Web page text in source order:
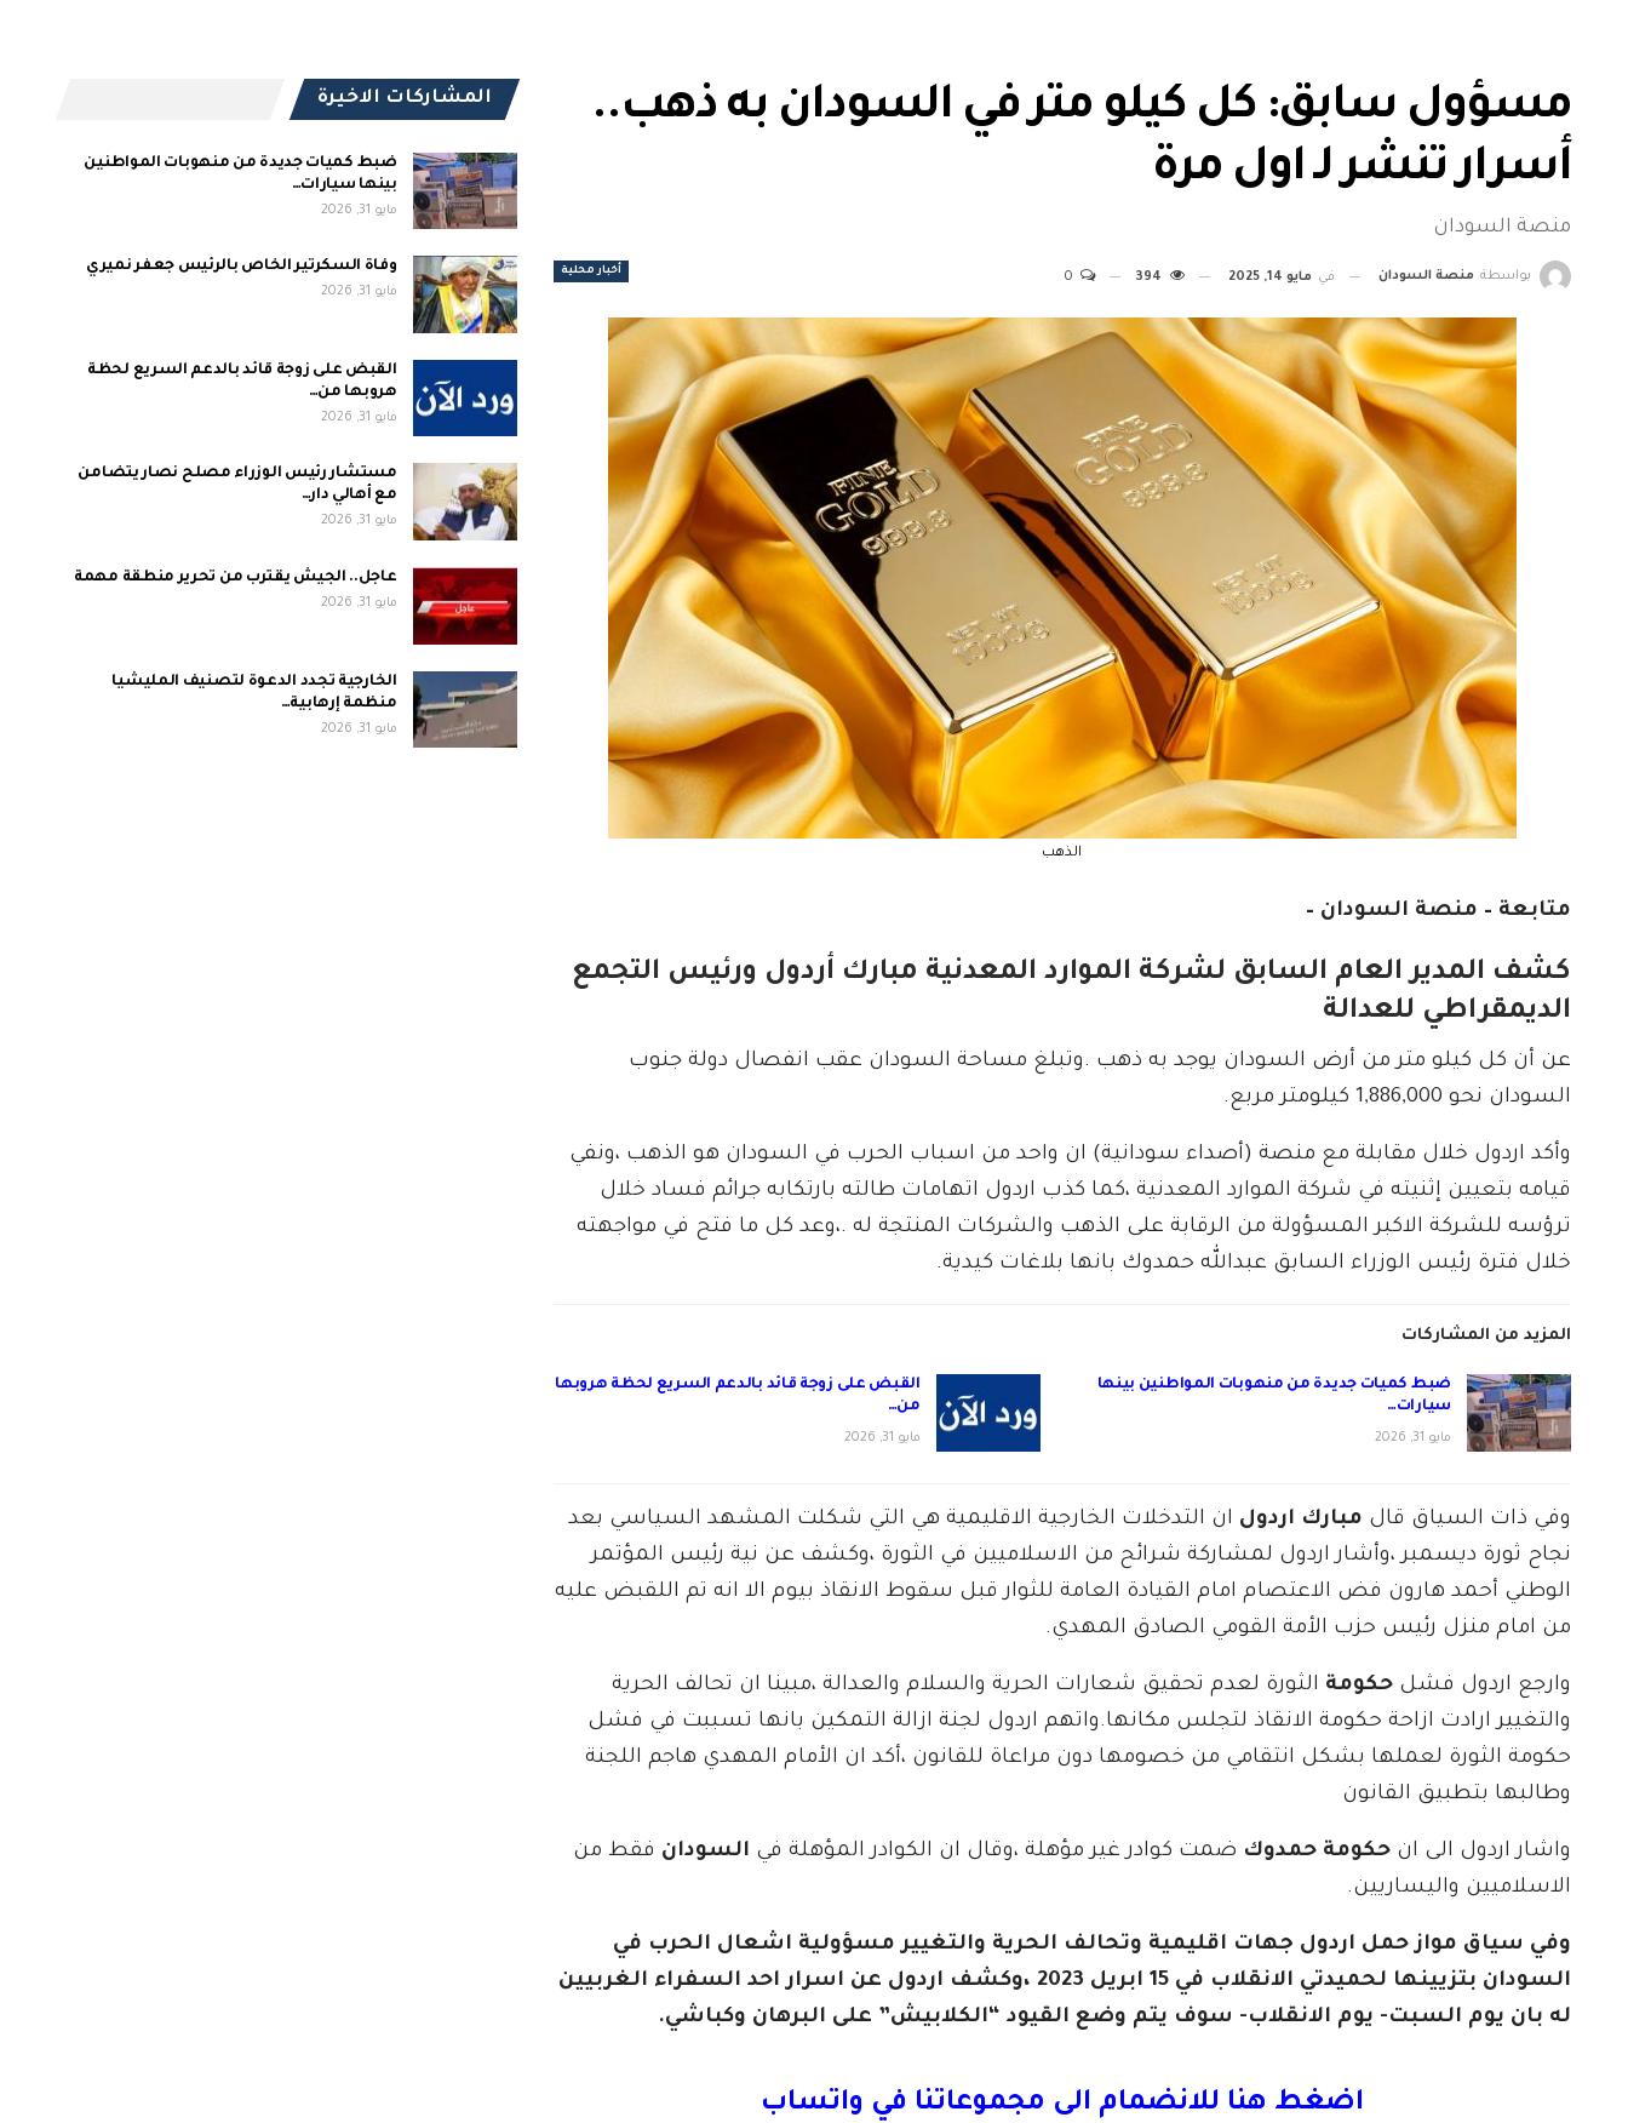
مسؤول سابق: كل كيلو متر في السودان به ذهب..
أسرار تنشر لـ اول مرة
منصة السودان
أخبار محلية بواسطة منصة السودان في مايو 14, 2025 394
الذهب
متابعة – منصة السودان –
كشف المدير العام السابق لشركة الموارد المعدنية مبارك أردول ورئيس التجمع
الديمقراطي للعدالة
عن أن كل كيلو متر من أرض السودان يوجد به ذهب .وتبلغ مساحة السودان عقب انفصال دولة جنوب
السودان نحو 1,886,000 كيلومتر مربع.
وأكد اردول خلال مقابلة مع منصة (أصداء سودانية) ان واحد من اسباب الحرب في السودان هو الذهب ،ونفي
قيامه بتعيين إثنيته في شركة الموارد المعدنية ،كما كذب اردول اتهامات طالته بارتكابه جرائم فساد خلال
ترؤسه للشركة الاكبر المسؤولة من الرقابة على الذهب والشركات المنتجة له .،وعد كل ما فتح في مواجهته
خلال فترة رئيس الوزراء السابق عبدالله حمدوك بانها بلاغات كيدية.
المزيد من المشاركات
ضبط كميات جديدة من منهوبات المواطنين بينها
سيارات…
مايو 31, 2026
القبض على زوجة قائد بالدعم السريع لحظة هروبها
من…
مايو 31, 2026
وفي ذات السياق قال مبارك اردول ان التدخلات الخارجية الاقليمية هي التي شكلت المشهد السياسي بعد
نجاح ثورة ديسمبر ،وأشار اردول لمشاركة شرائح من الاسلاميين في الثورة ،وكشف عن نية رئيس المؤتمر
الوطني أحمد هارون فض الاعتصام امام القيادة العامة للثوار قبل سقوط الانقاذ بيوم الا انه تم اللقبض عليه
من امام منزل رئيس حزب الأمة القومي الصادق المهدي.
وارجع اردول فشل حكومة الثورة لعدم تحقيق شعارات الحرية والسلام والعدالة ،مبينا ان تحالف الحرية
والتغيير ارادت ازاحة حكومة الانقاذ لتجلس مكانها.واتهم اردول لجنة ازالة التمكين بانها تسببت في فشل
حكومة الثورة لعملها بشكل انتقامي من خصومها دون مراعاة للقانون ،أكد ان الأمام المهدي هاجم اللجنة
وطالبها بتطبيق القانون
واشار اردول الى ان حكومة حمدوك ضمت كوادر غير مؤهلة ،وقال ان الكوادر المؤهلة في السودان فقط من
الاسلاميين واليساريين.
وفي سياق مواز حمل اردول جهات اقليمية وتحالف الحرية والتغيير مسؤولية اشعال الحرب في
السودان بتزيينها لحميدتي الانقلاب في 15 ابريل 2023 ،وكشف اردول عن اسرار احد السفراء الغربيين
له بان يوم السبت- يوم الانقلاب- سوف يتم وضع القيود “الكلابيش” على البرهان وكباشي.
اضغط هنا للانضمام الى مجموعاتنا في واتساب
المشاركات الاخيرة
ضبط كميات جديدة من منهوبات المواطنين
بينها سيارات…
مايو 31, 2026
وفاة السكرتير الخاص بالرئيس جعفر نميري
مايو 31, 2026
القبض على زوجة قائد بالدعم السريع لحظة
هروبها من…
مايو 31, 2026
مستشار رئيس الوزراء مصلح نصار يتضامن
مع أهالي دار…
مايو 31, 2026
عاجل.. الجيش يقترب من تحرير منطقة مهمة
مايو 31, 2026
الخارجية تجدد الدعوة لتصنيف المليشيا
منظمة إرهابية…
مايو 31, 2026